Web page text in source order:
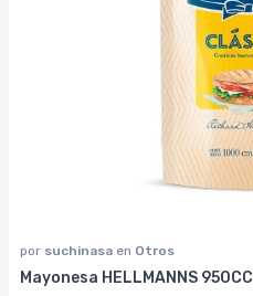
por suchinasa en Otros
Mayonesa HELLMANNS 950CC